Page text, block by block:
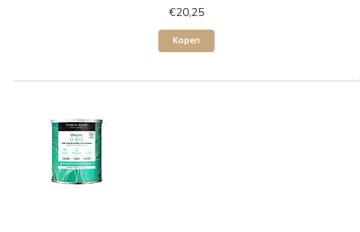
€20,25
Kopen